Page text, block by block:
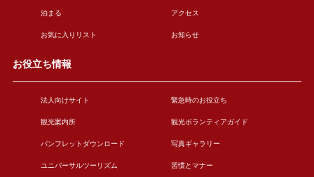
泊まる アクセス
お気に入りリスト お知らせ
お役立ち情報
法人向けサイト 緊急時のお役立ち
観光案内所 観光ボランティアガイド
パンフレットダウンロード 写真ギャラリー
ユニバーサルツーリズム 習慣とマナー